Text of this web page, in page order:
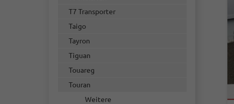
T7 Transporter
Taigo
Tayron
Tiguan
Touareg
Touran
Weitere